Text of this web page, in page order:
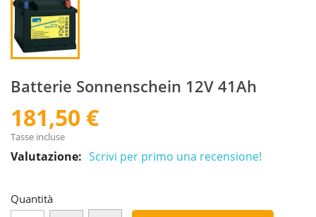
Batterie Sonnenschein 12V 41Ah
181,50 €
Tasse incluse
Valutazione: Scrivi per primo una recensione!
Quantità